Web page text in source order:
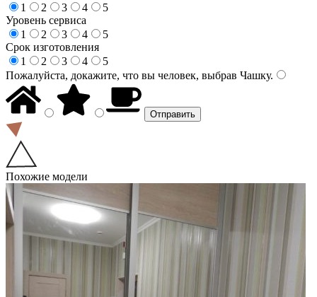
1
2 3 4
5
Уровень сервиса
1
2 3 4
5
Срок изготовления
1
2 3 4
5
Пожалуйста, докажите, что вы человек, выбрав Чашку.
Похожие модели